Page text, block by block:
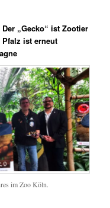
„Gecko“ ist Zootier
Pfalz ist erneut
im Zoo Köln.